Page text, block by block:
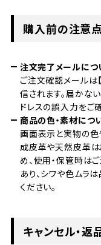
購入前の注意点
注文完了メールにつ
ご注文確認メール
信されます。届かな
ドレスの誤入力をご
商品の色・素材につ
画面表示と実物の色
成皮革や天然皮革
め、使用・保管時は
あり、シワや色ムラ
ください。
キャンセル・返